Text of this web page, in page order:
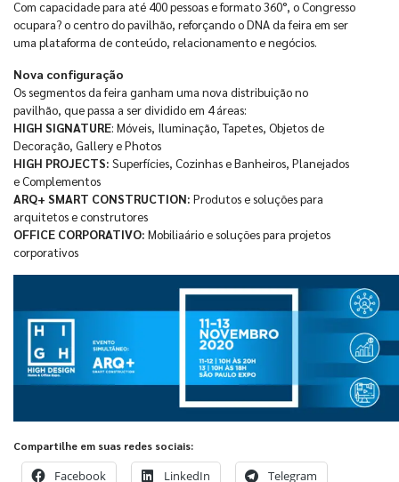
Com capacidade para até 400 pessoas e formato 360°, o Congresso
ocupara? o centro do pavilhão, reforçando o DNA da feira em ser
uma plataforma de conteúdo, relacionamento e negócios.
Nova configuração
Os segmentos da feira ganham uma nova distribuição no
pavilhão, que passa a ser dividido em 4 áreas:
HIGH SIGNATURE: Móveis, Iluminação, Tapetes, Objetos de
Decoração, Gallery e Photos
HIGH PROJECTS: Superfícies, Cozinhas e Banheiros, Planejados
e Complementos
ARQ+ SMART CONSTRUCTION: Produtos e soluções para
arquitetos e construtores
OFFICE CORPORATIVO: Mobiliaário e soluções para projetos
corporativos
Compartilhe em suas redes sociais:
Facebook LinkedIn Telegram